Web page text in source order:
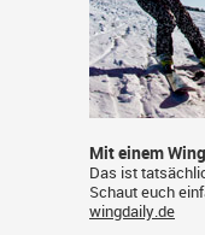
Mit einem
Das ist
Schaut euch
wingdaily.de